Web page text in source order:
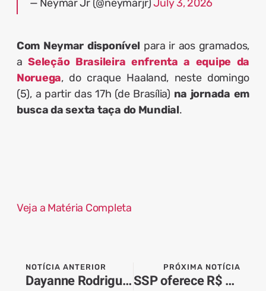
— Neymar Jr (@neymarjr)July 3, 2026
Com Neymar disponível para ir aos gramados,
aSeleção Brasileira enfrenta a equipe da
Noruega, do craque Haaland, neste domingo
(5), a partir das 17h (de Brasília) na jornada em
busca da sexta taça do Mundial.
Veja a Matéria Completa
NOTÍCIA ANTERIOR
Dayanne Rodrigues, ex do goleiro Bruno, é econtrada, socorrida e levada ao hospital
PRÓXIMA NOTÍCIA
SSP oferece R$ 50 mil por informações do suspeito de atirar em tenente da Rota